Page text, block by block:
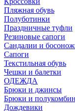
Пляжная обувь
Полуботинки
Праздничные туфли
Резиновые сапоги
Сандалии и
Сапоги
Текстильная обувь
Чешки и балетки
ОДЕЖДА
Брюки и джинсы
Брюки и
Дождевики